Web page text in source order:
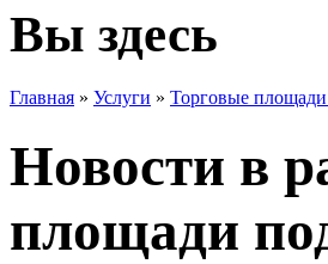
Вы здесь
Главная » Услуги » Торговые
Новости в
площади